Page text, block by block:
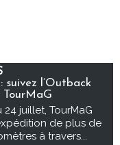
suivez l’Outback
juillet, TourMaG
de plus de
à travers...